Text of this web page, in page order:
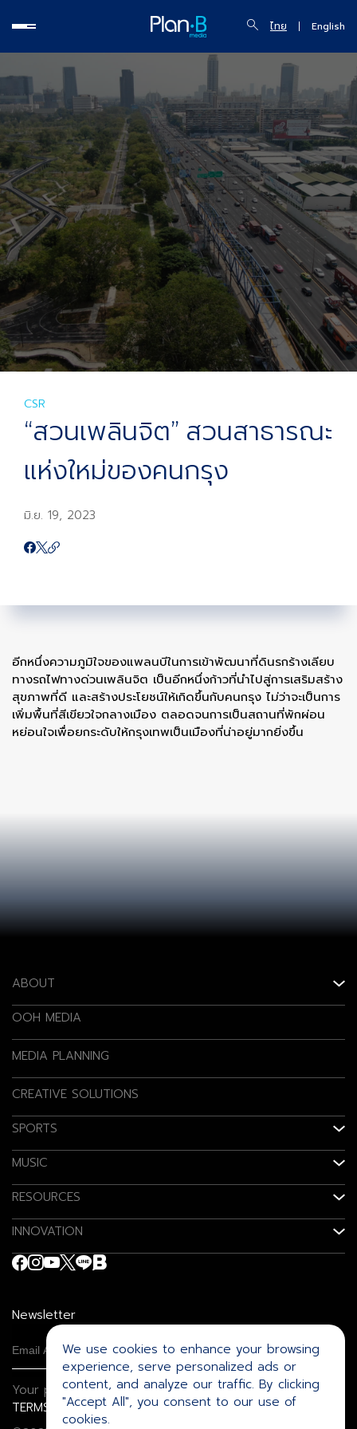
We use cookies to enhance your browsing
experience, serve personalized ads or
content, and analyze our traffic. By clicking
"Accept All", you consent to our use of
cookies.
ไทย English
CSR
“สวนเพลินจิต” สวนสาธารณะ
แห่งใหม่ของคนกรุง
มิ.ย. 19, 2023
อีกหนึ่งความภูมิใจของแพลนบีในการเข้าพัฒนาที่ดินรกร้างเลียบ
ทางรถไฟทางด่วนเพลินจิต เป็นอีกหนึ่งก้าวที่นำไปสู่การเสริมสร้าง
สุขภาพที่ดี และสร้างประโยชน์ให้เกิดขึ้นกับคนกรุง ไม่ว่าจะเป็นการ
เพิ่มพื้นที่สีเขียวใจกลางเมือง ตลอดจนการเป็นสถานที่พักผ่อน
หย่อนใจเพื่อยกระดับให้กรุงเทพเป็นเมืองที่น่าอยู่มากยิ่งขึ้น
ABOUT
OOH MEDIA
MEDIA PLANNING
CREATIVE SOLUTIONS
SPORTS
MUSIC
RESOURCES
INNOVATION
Newsletter
Your privacy is important to us.
TERMS
PRIVACY POLICYCOOKIES POLICY